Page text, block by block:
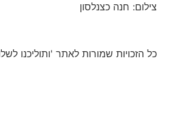
צילום: חנה כצנלסון
כל הזכויות שמורות לאתר 'ותוליכנו